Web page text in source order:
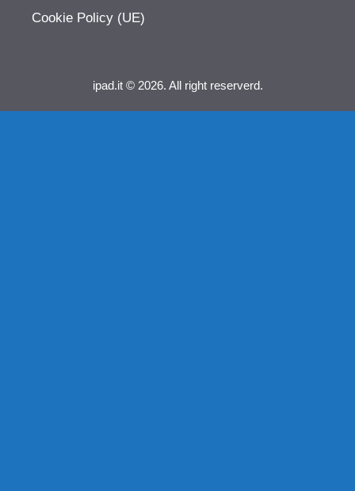
Cookie Policy (UE)
ipad.it © 2026. All right reserverd.